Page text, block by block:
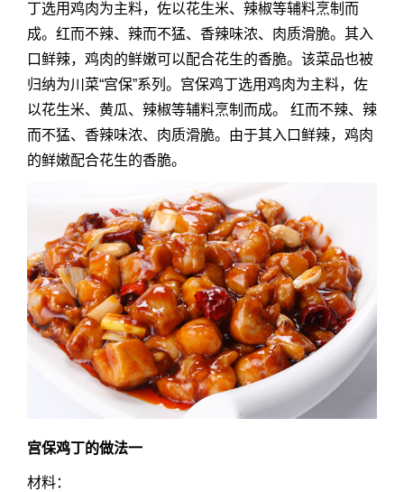
丁选用鸡肉为主料，佐以花生米、辣椒等辅料烹制而
成。红而不辣、辣而不猛、香辣味浓、肉质滑脆。其入
口鲜辣，鸡肉的鲜嫩可以配合花生的香脆。该菜品也被
归纳为川菜“宫保”系列。宫保鸡丁选用鸡肉为主料，佐
以花生米、黄瓜、辣椒等辅料烹制而成。 红而不辣、辣
而不猛、香辣味浓、肉质滑脆。由于其入口鲜辣，鸡肉
的鲜嫩配合花生的香脆。
宫保鸡丁的做法一
材料：